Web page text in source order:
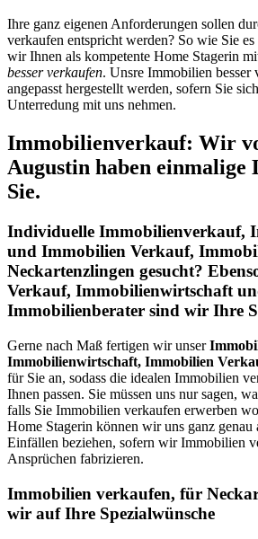
Ihre ganz eigenen Anforderungen sollen
verkaufen entspricht werden? So wie Sie
wir Ihnen als kompetente Home Stagerin
besser verkaufen. Unsre Immobilien besser
angepasst hergestellt werden, sofern Sie
Unterredung mit uns nehmen.
Immobilienverkauf: Wir
Augustin haben einmalige
Sie.
Individuelle Immobilienverkauf,
und Immobilien Verkauf,
Neckartenzlingen gesucht?
Verkauf, Immobilienwirtschaft
Immobilienberater sind wir Ihre
Gerne nach Maß fertigen wir unser
Immobilienwirtschaft, Immobilien
für Sie an, sodass die idealen Immobilien
Ihnen passen. Sie müssen uns nur sagen,
falls Sie Immobilien verkaufen erwerben
Home Stagerin können wir uns ganz genau
Einfällen beziehen, sofern wir Immobilien
Ansprüchen fabrizieren.
Immobilien verkaufen, für
wir auf Ihre Spezialwünsche